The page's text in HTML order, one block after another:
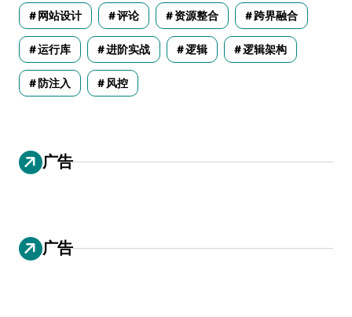
网站设计 评论 资源整合 跨界融合
运行库 进阶实战 逻辑 逻辑架构
防注入 风控
广告
广告